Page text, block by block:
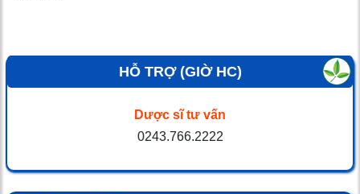
HỖ TRỢ (GIỜ HC)
Dược sĩ tư vấn
0243.766.2222